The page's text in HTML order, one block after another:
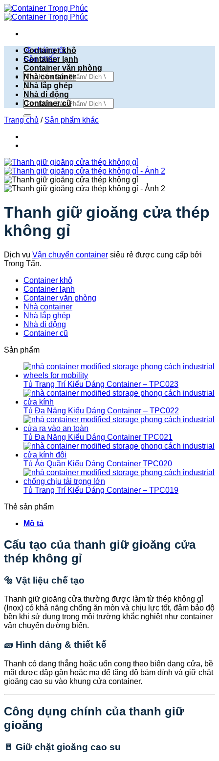
Bỏ
qua
dung
về chúng tôi
Sản phẩm
Tìm
kiếm:
Tìm
kiếm:
Container khô
Container lạnh
Container văn phòng
Nhà container
Nhà lắp ghép
Nhà di động
Container cũ
Trang chủ / Sản phẩm khác
Thanh giữ gioăng cửa thép
không gỉ
Dịch vụ Vận chuyển container siêu rẻ được cung cấp bởi
Trọng Tấn.
Container khô
Container lạnh
Container văn phòng
Nhà container
Nhà lắp ghép
Nhà di động
Container cũ
Sản phẩm
Tủ Trang Trí Kiểu Dáng Container – TPC023
Tủ Đa Năng Kiểu Dáng Container – TPC022
Tủ Đa Năng Kiểu Dáng Container TPC021
Tủ Áo Quần Kiểu Dáng Container TPC020
Tủ Trang Trí Kiểu Dáng Container – TPC019
Thẻ sản phẩm
Mô tả
Cấu tạo của thanh giữ gioăng cửa
thép không gỉ
🔩 Vật liệu chế tạo
Thanh giữ gioăng cửa thường được làm từ thép không gỉ
(Inox) có khả năng chống ăn mòn và chịu lực tốt, đảm bảo độ
bền khi sử dụng trong môi trường khắc nghiệt như container
vận chuyển đường biển.
🧱 Hình dáng & thiết kế
Thanh có dạng thẳng hoặc uốn cong theo biên dạng cửa, bề
mặt được dập gân hoặc mạ để tăng độ bám dính và giữ chặt
gioăng cao su vào khung cửa container.
Công dụng chính của thanh giữ
gioăng
🚪 Giữ chặt gioăng cao su